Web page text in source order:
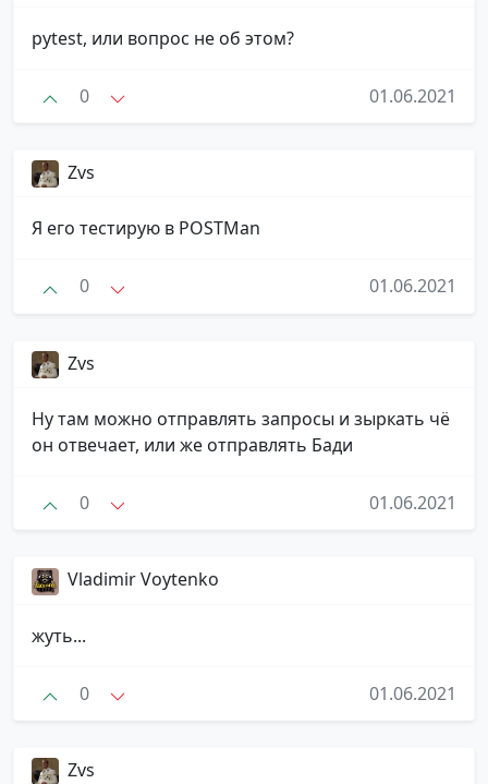
pytest, или вопрос не об этом?
0 01.06.2021
Zvs
Я его тестирую в POSTMan
0 01.06.2021
Zvs
Ну там можно отправлять запросы и зыркать чё
он отвечает, или же отправлять Бади
0 01.06.2021
Vladimir Voytenko ️
жуть...
0 01.06.2021
Zvs